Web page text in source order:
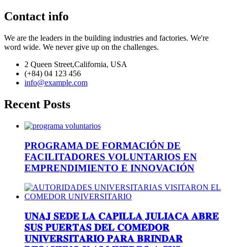
Contact info
We are the leaders in the building industries and factories. We're
word wide. We never give up on the challenges.
2 Queen Street,California, USA
(+84) 04 123 456
info@example.com
Recent Posts
PROGRAMA DE FORMACIÓN DE
FACILITADORES VOLUNTARIOS EN
EMPRENDIMIENTO E INNOVACIÓN
𝐔𝐍𝐀𝐉 𝐒𝐄𝐃𝐄 𝐋𝐀 𝐂𝐀𝐏𝐈𝐋𝐋𝐀 𝐉𝐔𝐋𝐈𝐀𝐂𝐀 𝐀𝐁𝐑𝐄
𝐒𝐔𝐒 𝐏𝐔𝐄𝐑𝐓𝐀𝐒 𝐃𝐄𝐋 𝐂𝐎𝐌𝐄𝐃𝐎𝐑
𝐔𝐍𝐈𝐕𝐄𝐑𝐒𝐈𝐓𝐀𝐑𝐈𝐎 𝐏𝐀𝐑𝐀 𝐁𝐑𝐈𝐍𝐃𝐀𝐑